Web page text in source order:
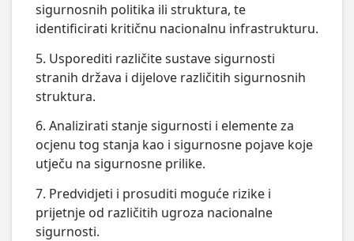
sigurnosnih politika ili struktura, te
identificirati kritičnu nacionalnu infrastrukturu.
5. Usporediti različite sustave sigurnosti
stranih država i dijelove različitih sigurnosnih
struktura.
6. Analizirati stanje sigurnosti i elemente za
ocjenu tog stanja kao i sigurnosne pojave koje
utječu na sigurnosne prilike.
7. Predvidjeti i prosuditi moguće rizike i
prijetnje od različitih ugroza nacionalne
sigurnosti.